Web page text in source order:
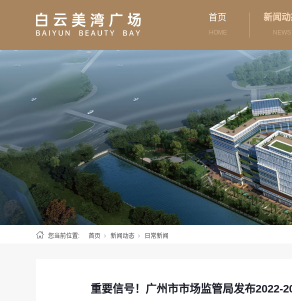
首页 新闻
HOME NEWS
您当前位置: 首页 新闻动态 日常新闻
重要信号！广州市市场监管局发布2022-